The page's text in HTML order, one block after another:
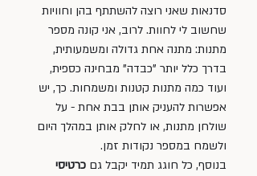
סדנאות שאני רוצה להשתתף בהן וחוויות
שחשוב לי לחוות. לרוב, אני קונה מספר
מתנות: מתנה אחת גדולה ומשמעותית,
בדרך כלל יותר "כבדה" מבחינה כספית,
ועוד כמה מתנות קטנות ומשמחות. כך, יש
אפשרות להעניק אותן בבת אחת - על
שולחן מתנות, או לחלק אותן במהלך היום
ולשמח במספר נקודות זמן.
בנוסף, כל חוגג תמיד יקבל גם כרטיסי